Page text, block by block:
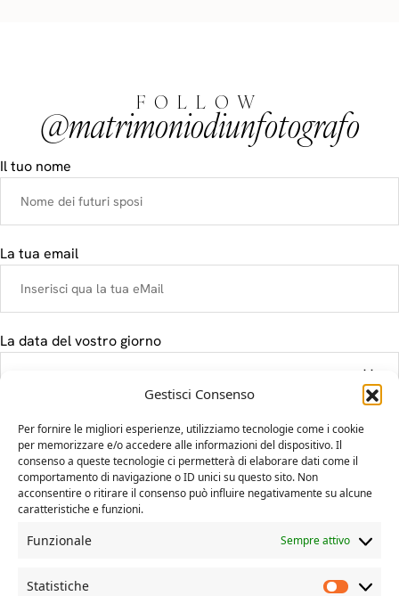
Gestisci Consenso
Per fornire le migliori esperienze, utilizziamo tecnologie come i cookie
per memorizzare e/o accedere alle informazioni del dispositivo. Il
consenso a queste tecnologie ci permetterà di elaborare dati come il
comportamento di navigazione o ID unici su questo sito. Non
acconsentire o ritirare il consenso può influire negativamente su alcune
caratteristiche e funzioni.
Funzionale Sempre attivo
Statistiche
FOLLOW
@matrimoniodiunfotografo
Il tuo nome
La tua email
La data del vostro giorno
Il tuo messaggio